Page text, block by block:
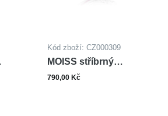
Kód zboží: CZ000309
MOISS stříbrný
přívěsek SRDCE
790,00 Kč